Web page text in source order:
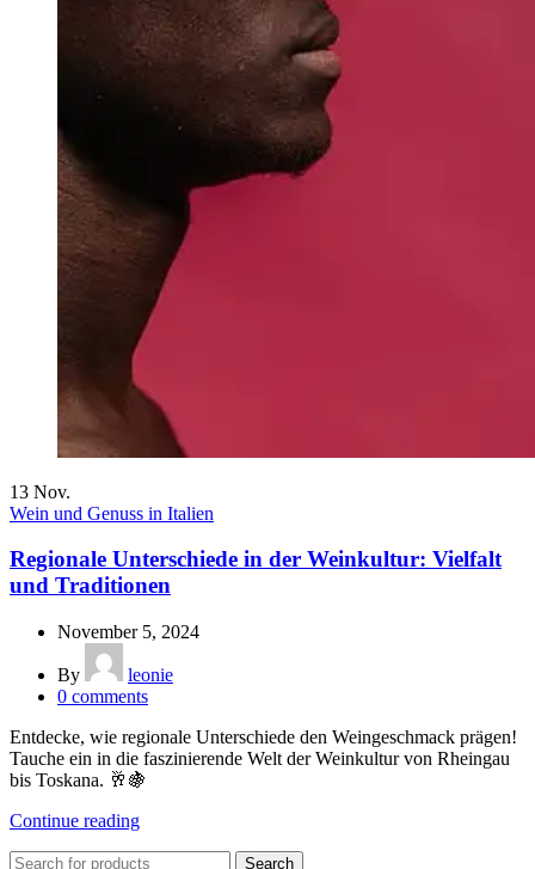
13 Nov.
Wein und Genuss in Italien
Regionale Unterschiede in der Weinkultur: Vielfalt
und Traditionen
November 5, 2024
By
leonie
0 comments
Entdecke, wie regionale Unterschiede den Weingeschmack prägen!
Tauche ein in die faszinierende Welt der Weinkultur von Rheingau
bis Toskana. 🥂🍇
Continue reading
Search